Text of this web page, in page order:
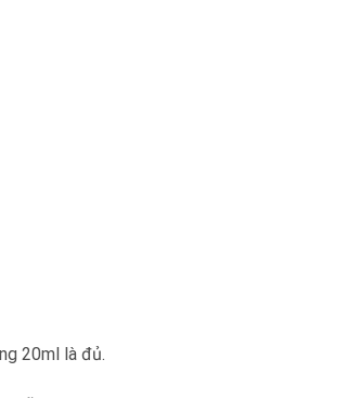
20ml là đủ.